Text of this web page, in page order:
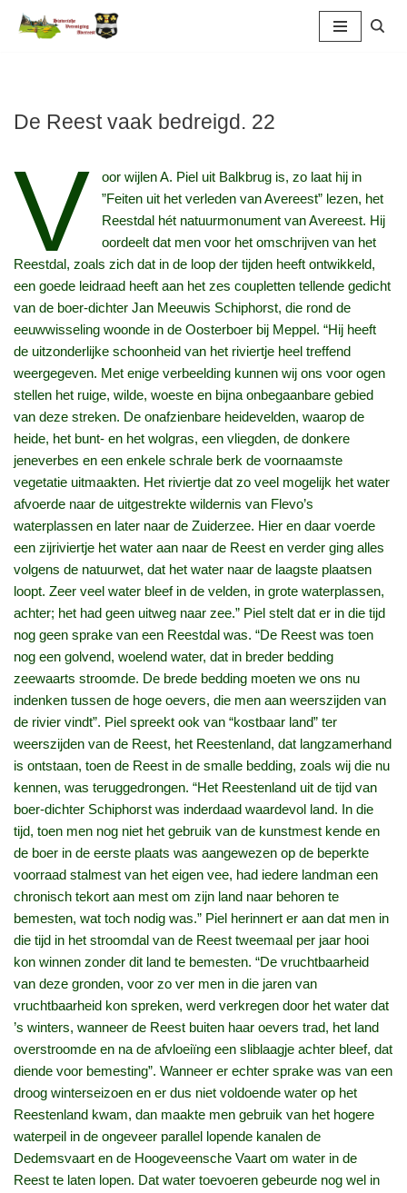
inhoud
De Reest vaak bedreigd. 22
V
oor wijlen A. Piel uit Balkbrug is, zo laat hij in
”Feiten uit het verleden van Avereest” lezen, het
Reestdal hét natuurmonument van Avereest. Hij
oordeelt dat men voor het omschrijven van het
Reestdal, zoals zich dat in de loop der tijden heeft ontwikkeld,
een goede leidraad heeft aan het zes coupletten tellende gedicht
van de boer-dichter Jan Meeuwis Schiphorst, die rond de
eeuwwisseling woonde in de Oosterboer bij Meppel. “Hij heeft
de uitzonderlijke schoonheid van het riviertje heel treffend
weergegeven. Met enige verbeelding kunnen wij ons voor ogen
stellen het ruige, wilde, woeste en bijna onbegaanbare gebied
van deze streken. De onafzienbare heidevelden, waarop de
heide, het bunt- en het wolgras, een vliegden, de donkere
jeneverbes en een enkele schrale berk de voornaamste
vegetatie uitmaakten. Het riviertje dat zo veel mogelijk het water
afvoerde naar de uitgestrekte wildernis van Flevo’s
waterplassen en later naar de Zuiderzee. Hier en daar voerde
een zijriviertje het water aan naar de Reest en verder ging alles
volgens de natuurwet, dat het water naar de laagste plaatsen
loopt. Zeer veel water bleef in de velden, in grote waterplassen,
achter; het had geen uitweg naar zee.” Piel stelt dat er in die tijd
nog geen sprake van een Reestdal was. “De Reest was toen
nog een golvend, woelend water, dat in breder bedding
zeewaarts stroomde. De brede bedding moeten we ons nu
indenken tussen de hoge oevers, die men aan weerszijden van
de rivier vindt”. Piel spreekt ook van “kostbaar land” ter
weerszijden van de Reest, het Reestenland, dat langzamerhand
is ontstaan, toen de Reest in de smalle bedding, zoals wij die nu
kennen, was teruggedrongen. “Het Reestenland uit de tijd van
boer-dichter Schiphorst was inderdaad waardevol land. In die
tijd, toen men nog niet het gebruik van de kunstmest kende en
de boer in de eerste plaats was aangewezen op de beperkte
voorraad stalmest van het eigen vee, had iedere landman een
chronisch tekort aan mest om zijn land naar behoren te
bemesten, wat toch nodig was.” Piel herinnert er aan dat men in
die tijd in het stroomdal van de Reest tweemaal per jaar hooi
kon winnen zonder dit land te bemesten. “De vruchtbaarheid
van deze gronden, voor zo ver men in die jaren van
vruchtbaarheid kon spreken, werd verkregen door het water dat
’s winters, wanneer de Reest buiten haar oevers trad, het land
overstroomde en na de afvloeiïng een sliblaagje achter bleef, dat
diende voor bemesting”. Wanneer er echter sprake was van een
droog winterseizoen en er dus niet voldoende water op het
Reestenland kwam, dan maakte men gebruik van het hogere
waterpeil in de ongeveer parallel lopende kanalen de
Dedemsvaart en de Hoogeveensche Vaart om water in de
Reest te laten lopen. Dat water toevoeren gebeurde nog wel in